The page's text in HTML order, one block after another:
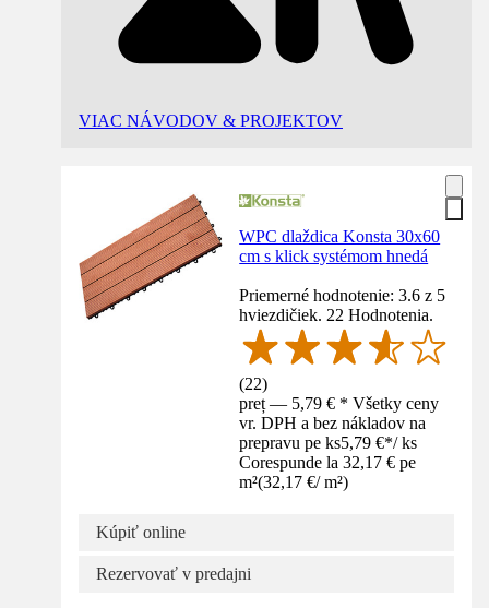
VIAC NÁVODOV & PROJEKTOV
WPC dlaždica Konsta 30x60
cm s klick systémom hnedá
Priemerné hodnotenie: 3.6 z 5
hviezdičiek. 22 Hodnotenia.
(22)
preț — 5,79 € * Všetky ceny
vr. DPH a bez nákladov na
prepravu pe ks5,79 €*/ ks
Corespunde la 32,17 € pe
m²(32,17 €/ m²)
Kúpiť online
Rezervovať v predajni